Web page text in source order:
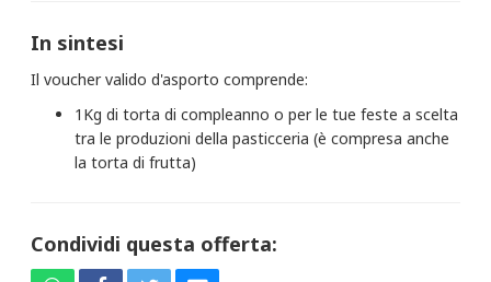
In sintesi
Il voucher valido d'asporto comprende:
1Kg di torta di compleanno o per le tue feste a scelta
tra le produzioni della pasticceria (è compresa anche
la torta di frutta)
Condividi questa offerta: